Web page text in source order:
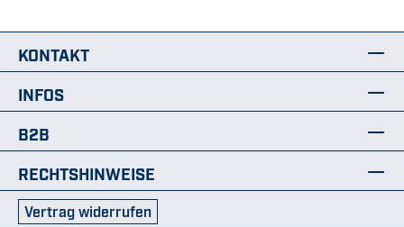
KONTAKT
INFOS
B2B
RECHTSHINWEISE
Vertrag widerrufen